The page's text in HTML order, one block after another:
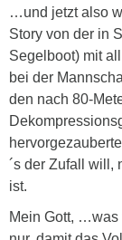
…und jetzt also
Story von der in
Segelboot) mit
bei der
den nach 80-
´s der Zufall will,
ist.
Mein Gott, …was